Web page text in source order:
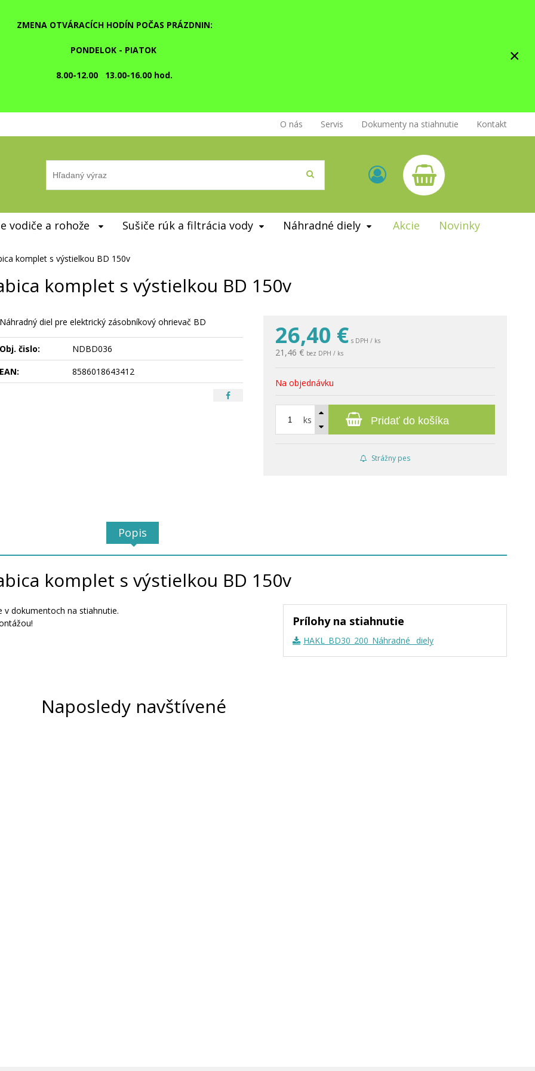
ZMENA OTVÁRACÍCH HODÍN POČAS PRÁZDNIN:
PONDELOK - PIATOK
8.00-12.00 13.00-16.00 hod.
×
O nás Servis Dokumenty na stiahnutie Kontakt
vodiče a rohože Sušiče rúk a filtrácia vody Náhradné diely Akcie Novinky
komplet s výstielkou BD 150v
komplet s výstielkou BD 150v
26,40 € s DPH / ks
21,46 € bez DPH / ks
Na objednávku
ks Pridať do košíka
Strážny pes
Náhradný diel pre elektrický zásobníkový ohrievač BD
Obj. čislo:
NDBD036
EAN:
8586018643412
Popis
komplet s výstielkou BD 150v
Prílohy na stiahnutie
HAKL_BD30_200_Náhradné _diely
v dokumentoch na stiahnutie.
Naposledy navštívené